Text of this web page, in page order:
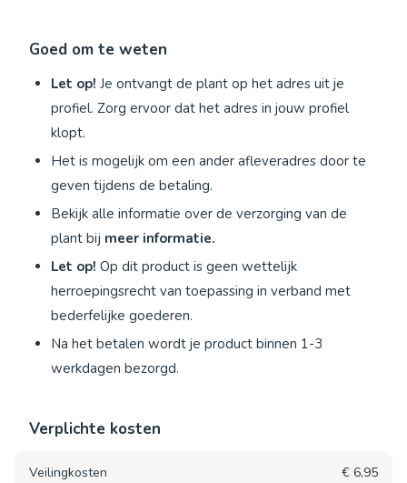
Goed om te weten
Let op! Je ontvangt de plant op het adres uit je
profiel. Zorg ervoor dat het adres in jouw profiel
klopt.
Het is mogelijk om een ander afleveradres door te
geven tijdens de betaling.
Bekijk alle informatie over de verzorging van de
plant bij meer informatie.
Let op! Op dit product is geen wettelijk
herroepingsrecht van toepassing in verband met
bederfelijke goederen.
Na het betalen wordt je product binnen 1-3
werkdagen bezorgd.
Verplichte kosten
Veilingkosten
€ 6,95